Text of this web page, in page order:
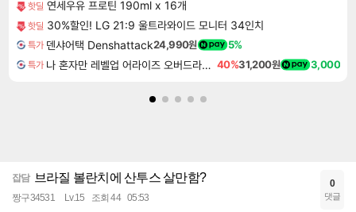
핫딜 연세우유 프로틴 190ml x 16개
핫딜 30%할인! LG 21:9 울트라와이드 모니터 34인치
특가 덴샤어택 Denshattack24,990원 5%
특가 나 혼자만 레벨업 어라이즈 오버드라이브 디럭스 에디션 Solo Leveling Arise Overdrive Deluxe Edition 40%31,200원 3,000
잡담 브라질 볼란치에 산투스 살만함?
짱구34531 Lv.15 조회 44 05:53
0
댓글